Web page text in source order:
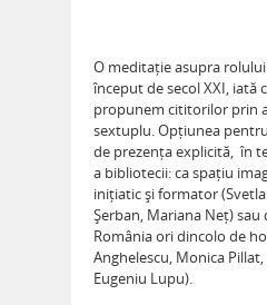
O meditație asupra
început de secol XXI, iată
propunem cititorilor prin
sextuplu. Opțiunea
de prezența explicită, în
a bibliotecii: ca spațiu
inițiatic și formator
Șerban, Mariana Neț) sau
România ori dincolo de
Anghelescu, Monica
Eugeniu Lupu).